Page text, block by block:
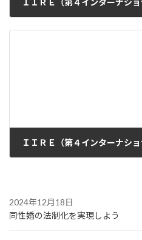
2024年12月18日
同性婚の法制化を実現しよう